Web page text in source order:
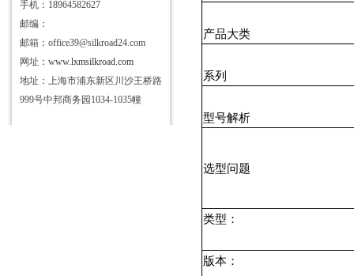
手机：18964582627
邮编：
邮箱：office39@silkroad24.com
网址： www.lxmsilkroad.com
地址：上海市浦东新区川沙王桥路
999号中邦商务园1034-1035幢
产品大类
系列
型号解析
选型问题
类型：
版本：